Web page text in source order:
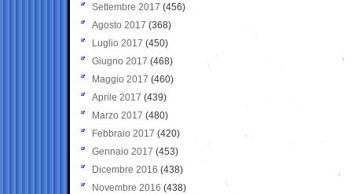
Settembre 2017 (456)
Agosto 2017 (368)
Luglio 2017 (450)
Giugno 2017 (468)
Maggio 2017 (460)
Aprile 2017 (439)
Marzo 2017 (480)
Febbraio 2017 (420)
Gennaio 2017 (453)
Dicembre 2016 (438)
Novembre 2016 (438)